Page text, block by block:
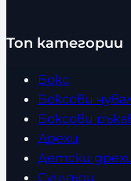
Топ категории
Бокс
Боксови
Боксови
Дрехи
Детски
Суичъри